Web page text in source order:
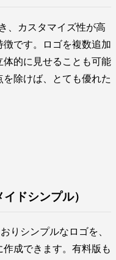
、カスタマイズ性が高
徴です。ロゴを複数追加
体的に見せることも可能
除けば、とても優れた
ドシンプル）
りシンプルなロゴを、
作成できます。有料版も